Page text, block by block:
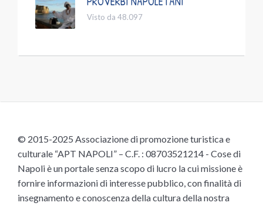
Visto da 48.097
© 2015-2025 Associazione di promozione turistica e
culturale “APT NAPOLI” – C.F. : 08703521214 - Cose di
Napoli è un portale senza scopo di lucro la cui missione è
fornire informazioni di interesse pubblico, con finalità di
insegnamento e conoscenza della cultura della nostra